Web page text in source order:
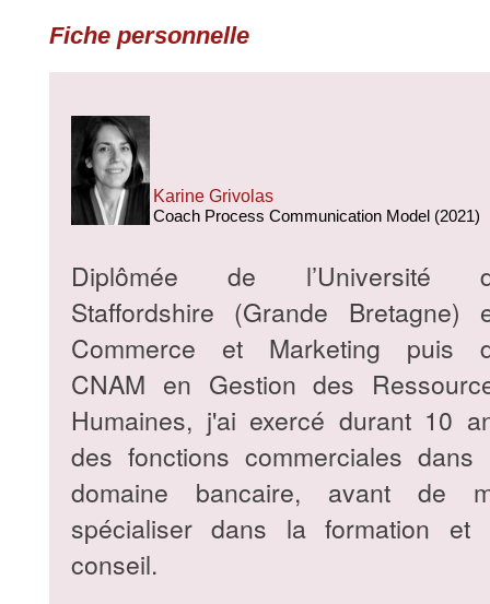
Fiche personnelle
Karine Grivolas
Coach Process Communication Model (2021)
Diplômée de l’Université
Staffordshire (Grande Bretagne)
Commerce et Marketing puis
CNAM en Gestion des
Humaines, j'ai exercé durant 10
des fonctions commerciales dans
domaine bancaire, avant de
spécialiser dans la formation et
conseil.